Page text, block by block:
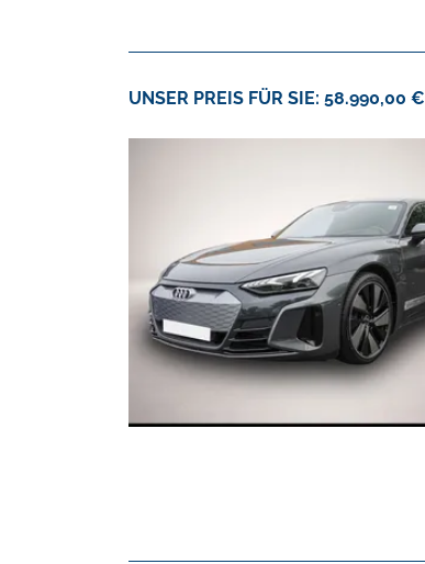
UNSER PREIS FÜR SIE: 58.990,00 €